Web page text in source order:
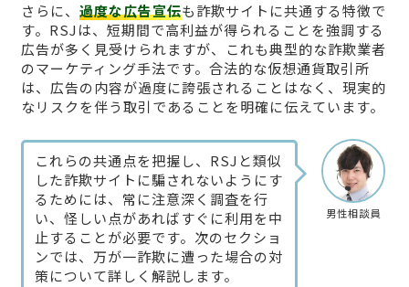
さらに、 過度な広告宣伝も詐欺サイトに共通する特徴で
す。RSJは、短期間で高利益が得られることを強調する
広告が多く見受けられますが、これも典型的な詐欺業者
のマーケティング手法です。合法的な仮想通貨取引所
は、広告の内容が過度に誇張されることはなく、現実的
なリスクを伴う取引であることを明確に伝えています。
男性相談員
これらの共通点を把握し、RSJと類似
した詐欺サイトに騙されないようにす
るためには、常に注意深く調査を行
い、怪しい点があればすぐに利用を中
止することが必要です。次のセクショ
ンでは、万が一詐欺に遭った場合の対
策について詳しく解説します。